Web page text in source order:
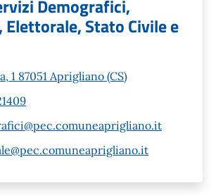
Demografici,
Elettorale, Stato Civile e
1 87051 Aprigliano (CS)